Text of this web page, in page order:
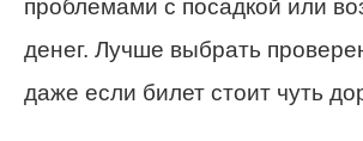
проблемами с посадкой или
денег. Лучше выбрать
даже если билет стоит чуть